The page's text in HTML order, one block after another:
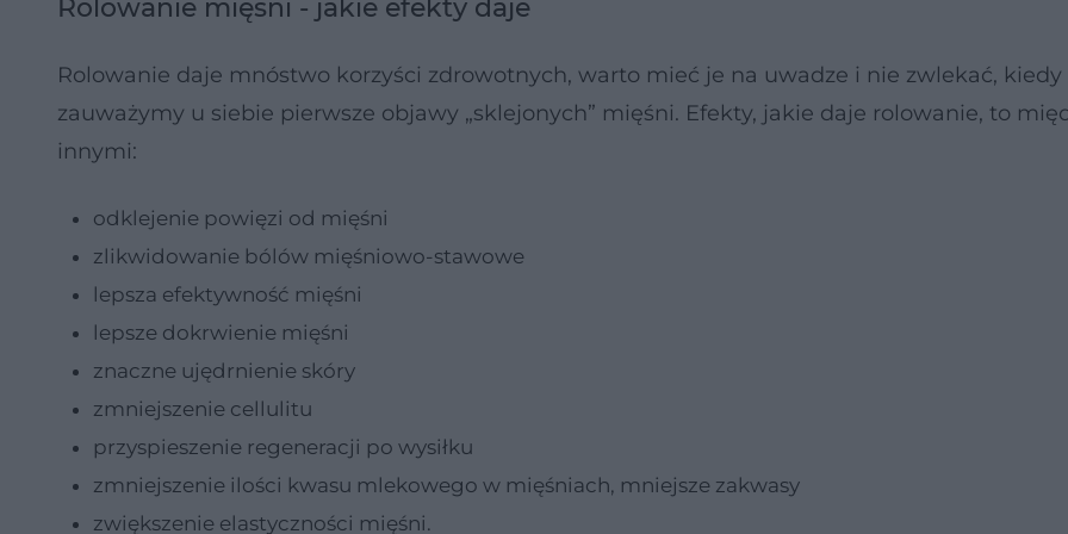
Rolowanie mięśni - jakie efekty daje
Rolowanie daje mnóstwo korzyści zdrowotnych, warto mieć je na uwadze i nie zwlekać, kiedy
zauważymy u siebie pierwsze objawy „sklejonych” mięśni. Efekty, jakie daje rolowanie, to
innymi:
odklejenie powięzi od mięśni
zlikwidowanie bólów mięśniowo-stawowe
lepsza efektywność mięśni
lepsze dokrwienie mięśni
znaczne ujędrnienie skóry
zmniejszenie cellulitu
przyspieszenie regeneracji po wysiłku
zmniejszenie ilości kwasu mlekowego w mięśniach, mniejsze zakwasy
zwiększenie elastyczności mięśni.